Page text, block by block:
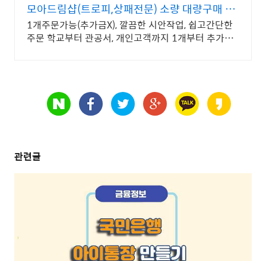
모아드림샵(트로피,상패전문) 소량 대량구매 빠
른작업!
1개주문가능(추가금X), 깔끔한 시안작업, 쉽고간단한
주문 학교부터 관공서, 개인고객까지 1개부터 추가금
관련글